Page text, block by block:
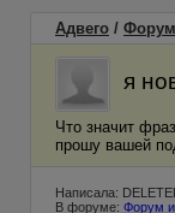
Адвего / Форум
я
Что значит
прошу вашей
Написала:
В форуме: Форум